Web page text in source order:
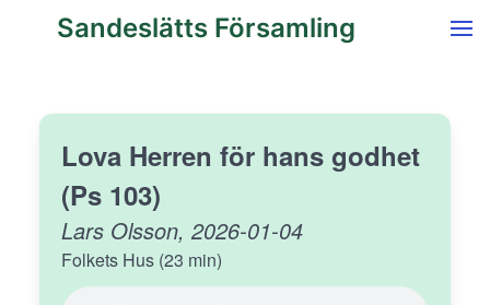
Sandeslätts Församling
Lova Herren för hans godhet
(Ps 103)
Lars Olsson, 2026-01-04
Folkets Hus (23 min)